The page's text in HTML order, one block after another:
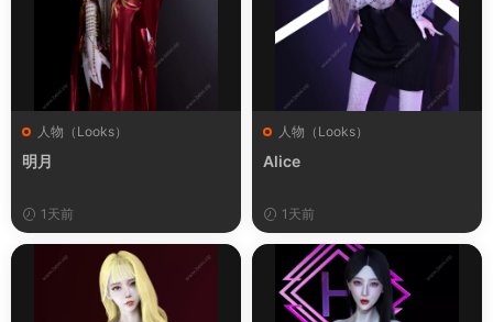
人物（Looks）
明月
1天前
人物（Looks）
Alice
1天前